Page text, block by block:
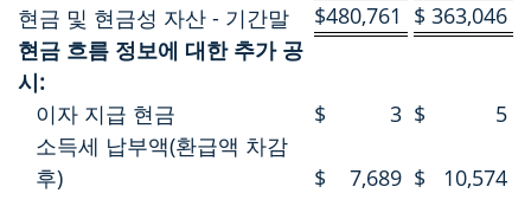
현금 및 현금성 자산 - 기간말
$480,761 $ 363,046
현금 흐름 정보에 대한 추가 공
시:
이자 지급 현금
$ 3 $
5
소득세 납부액(환급액 차감
후)
$ 7,689 $ 10,574